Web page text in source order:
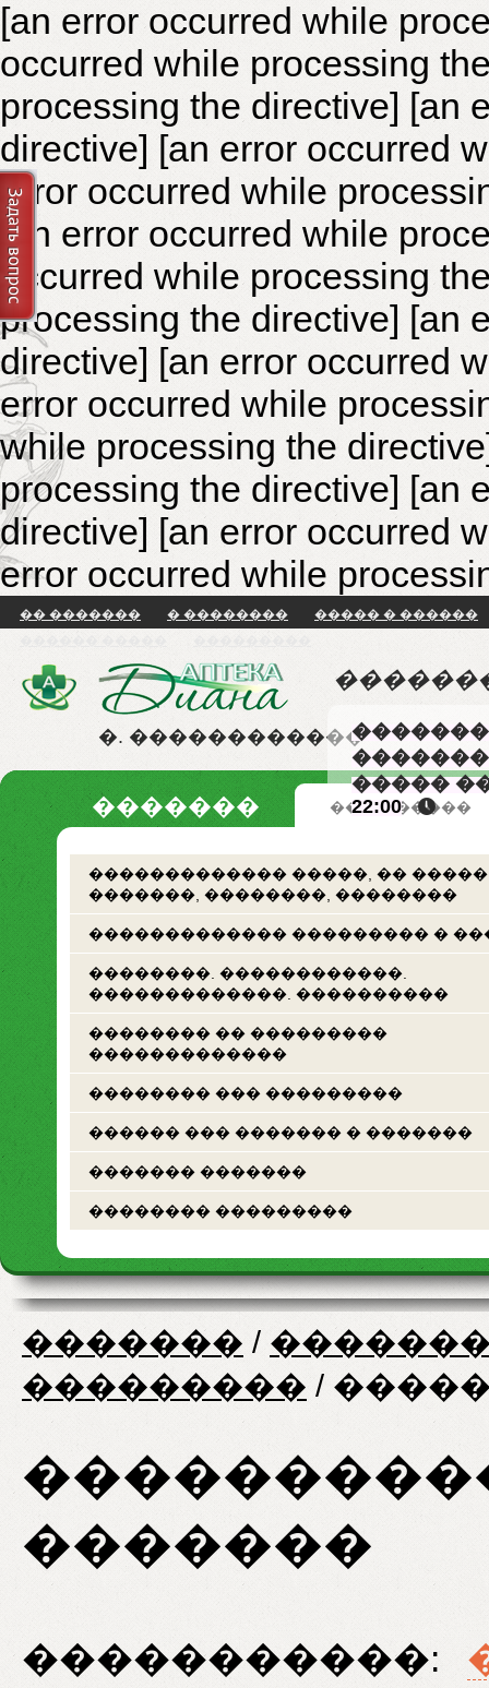
[an error occurred while
occurred while processing
processing the directive] [an
directive] [an error occurred
error occurred while
[an error occurred while
occurred while processing
processing the directive] [an
directive] [an error occurred
error occurred while
while processing the
processing the directive] [an
directive] [an error occurred
error occurred while
�� ������� � ��������
����� � ������
�. ������������
�����
22:00
������� �� �������
������������� �����, ��
�������, ��������, ��������
������������� ��������� �
��������. ������������.
�������������. ����������
�������� �� ���������
�������������
�������� ��� ���������
������ ��� ������� � �������
������� �������
�������� ���������
������� /
��������� /
�������
�����������: